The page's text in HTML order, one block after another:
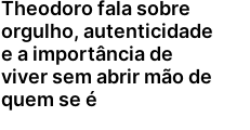
Theodoro fala sobre
orgulho, autenticidade
e a importância de
viver sem abrir mão de
quem se é